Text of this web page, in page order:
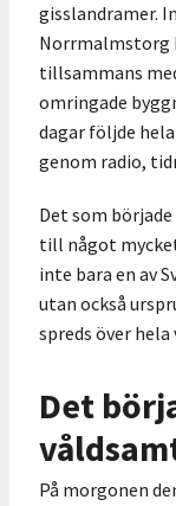
gisslandramer.
Norrmalmstorg
tillsammans
omringade
dagar följde
genom radio,
Det som
till något
inte bara en av
utan också
spreds över
Det
På morgonen